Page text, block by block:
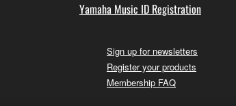
Yamaha Music ID Registration
Sign up for newsletters
Register your products
Membership FAQ